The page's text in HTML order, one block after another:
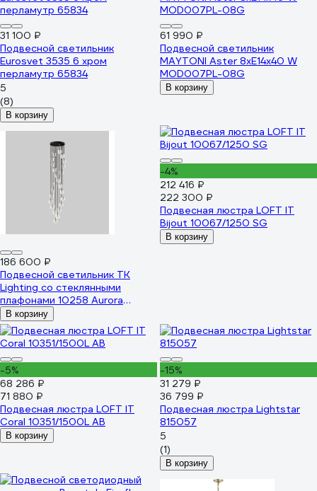
31 100 ₽
Подвесной светильник
Eurosvet 3535 6 хром
перламутр 65834
5
(8)
В корзину
61 990 ₽
Подвесной светильник
MAYTONI Aster 8хE14x40 W
MOD007PL-08G
В корзину
186 600 ₽
Подвесной светильник TK
Lighting со стеклянными
плафонами 10258 Aurora
прозрачный a068316
В корзину
-4%
212 416 ₽
222 300 ₽
Подвесная люстра LOFT IT
Bijout 10067/1250 SG
В корзину
-5%
68 286 ₽
71 880 ₽
Подвесная люстра LOFT IT
Coral 10351/1500L AB
В корзину
-15%
31 279 ₽
36 799 ₽
Подвесная люстра Lightstar
815057
5
(1)
В корзину